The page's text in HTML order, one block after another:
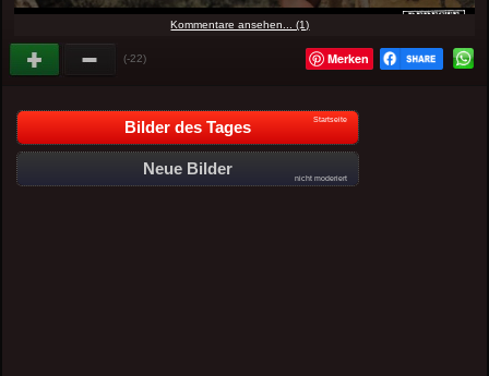
Kommentare ansehen... (1)
(-22) Merken
Bilder des Tages Startseite
Neue Bilder
nicht moderiert